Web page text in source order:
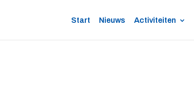
Start Nieuws Activiteiten